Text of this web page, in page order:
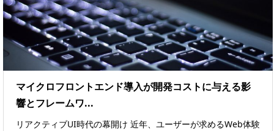
マイクロフロントエンド導入が開発コストに与える影
響とフレームワ...
リアクティブUI時代の幕開け 近年、ユーザーが求めるWeb体験